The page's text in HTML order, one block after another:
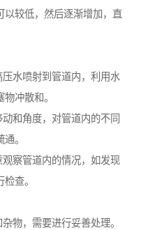
以较低，然后逐渐增加，直
水喷射到管道内，利用水
冲散和。
和角度，对管道内的不同
。
察管道内的情况，如发现
查。
物，需要进行妥善处理。